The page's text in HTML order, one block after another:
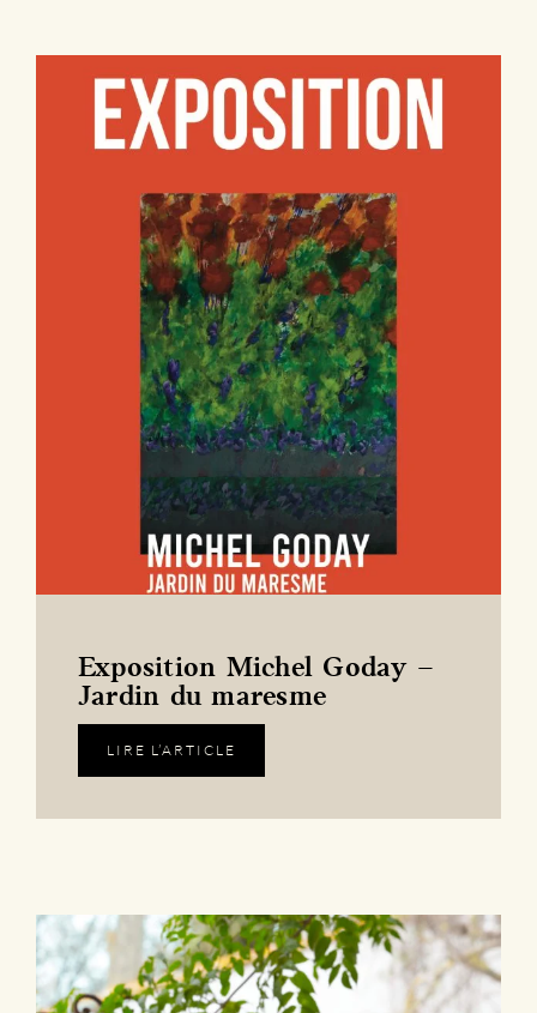
Exposition Michel Goday –
Jardin du maresme
LIRE L’ARTICLE